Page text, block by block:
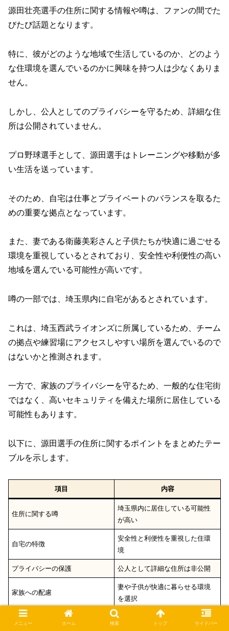
源田壮亮選手の住所に関する情報や噂は、ファンの間でた
びたび話題となります。
特に、彼がどのような地域で生活しているのか、どのよう
な住環境を選んでいるのかに興味を持つ人は少なくありま
せん。
しかし、公人としてのプライバシーを守るため、詳細な住
所は公開されていません。
プロ野球選手として、源田選手はトレーニングや移動が多
い生活を送っています。
そのため、自宅は仕事とプライベートのバランスを取るた
めの重要な拠点となっています。
また、妻である衛藤美彩さんと子供たちが快適に過ごせる
環境を重視しているとされており、安全性や利便性の高い
地域を選んでいる可能性が高いです。
噂の一部では、埼玉県内に自宅があるとされています。
これは、埼玉西武ライオンズに所属しているため、チーム
の拠点や練習場にアクセスしやすい場所を選んでいるので
はないかと推測されます。
一方で、家族のプライバシーを守るため、一般的な住宅街
ではなく、高いセキュリティを備えた場所に居住している
可能性もあります。
以下に、源田選手の住所に関するポイントをまとめたテー
ブルを示します。
項目 内容
住所に関する噂
埼玉県内に居住している可能性
が高い
自宅の特徴
安全性と利便性を重視した住環
境
プライバシーの保護 公人として詳細な住所は非公開
家族への配慮
妻や子供が快適に暮らせる環境
を選択
練習場や試合会場へのアクセス
メニュー ホーム 検索 トップ サイドバー